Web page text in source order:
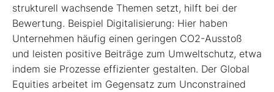
strukturell wachsende Themen setzt, hilft bei der
Bewertung. Beispiel Digitalisierung: Hier haben
Unternehmen häufig einen geringen CO2-Ausstoß
und leisten positive Beiträge zum Umweltschutz, etwa
indem sie Prozesse effizienter gestalten. Der Global
Equities arbeitet im Gegensatz zum Unconstrained